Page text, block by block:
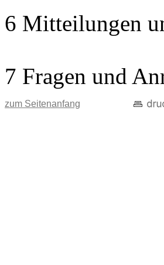
6 Mitteilungen
7 Fragen und
zum Seitenanfang